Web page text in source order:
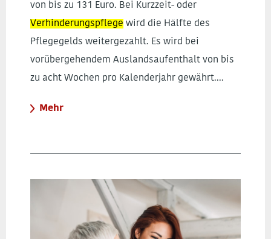
von bis zu 131 Euro. Bei Kurzzeit- oder
Verhinderungspflege wird die Hälfte des
Pflegegelds weitergezahlt. Es wird bei
vorübergehendem Auslandsaufenthalt von bis
zu acht Wochen pro Kalenderjahr gewährt....
Mehr